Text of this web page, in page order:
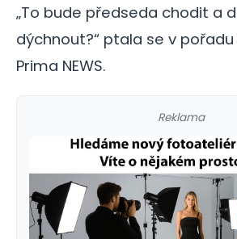
„To bude předseda chodit a
dýchnout?“ ptala se v pořadu
Prima NEWS.
Reklama